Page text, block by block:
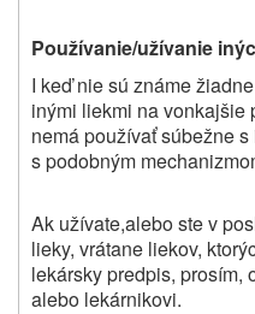
Používanie/užívanie
I keď nie sú známe
inými liekmi na vonkajšie
nemá používať súbežne
s podobným
Ak užívate,alebo ste v
lieky, vrátane liekov,
lekársky predpis, prosím,
alebo lekárnikovi.